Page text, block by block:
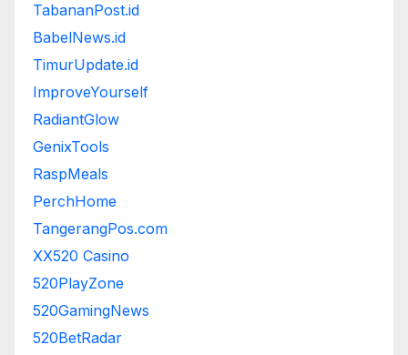
TabananPost.id
BabelNews.id
TimurUpdate.id
ImproveYourself
RadiantGlow
GenixTools
RaspMeals
PerchHome
TangerangPos.com
XX520 Casino
520PlayZone
520GamingNews
520BetRadar